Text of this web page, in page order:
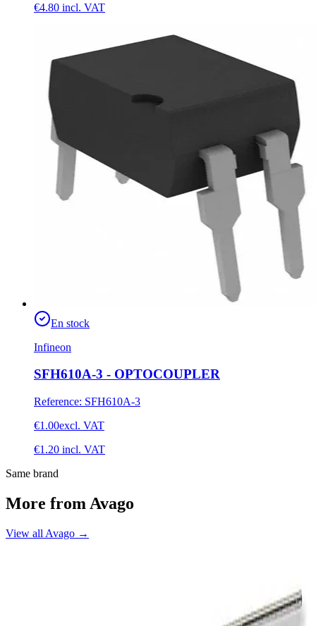
€4.80 incl. VAT
En stock
Infineon
SFH610A-3 - OPTOCOUPLER
Reference: SFH610A-3
€1.00excl. VAT
€1.20 incl. VAT
Same brand
More from Avago
View all Avago →